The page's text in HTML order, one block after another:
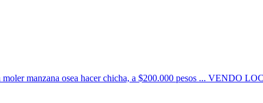
manzana osea hacer chicha, a $200.000 pesos ... VENDO